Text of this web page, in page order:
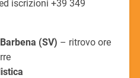
iscrizioni +39 349
(SV) – ritrovo ore